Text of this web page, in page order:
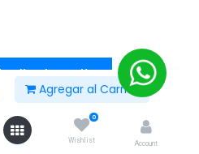
Agregar al Carrito
0
Wishlist Account
al carrito